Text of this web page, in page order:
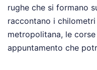
rughe che si formano
raccontano i
metropolitana, le
appuntamento che